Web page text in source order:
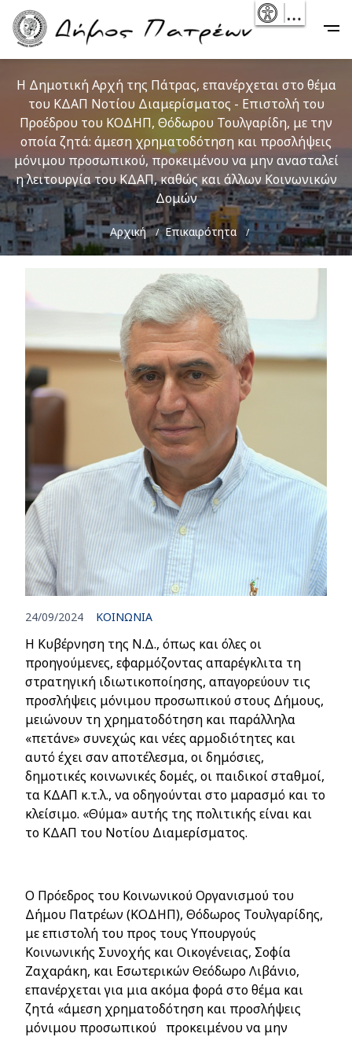
Skip
main
Main
navigation
Η Δημοτική Αρχή της Πάτρας, επανέρχεται στο θέμα
του ΚΔΑΠ Νοτίου Διαμερίσματος - Επιστολή του
Προέδρου του ΚΟΔΗΠ, Θόδωρου Τουλγαρίδη, με την
οποία ζητά: άμεση χρηματοδότηση και προσλήψεις
μόνιμου προσωπικού, προκειμένου να μην ανασταλεί
η λειτουργία του ΚΔΑΠ, καθώς και άλλων Κοινωνικών
Δομών
Breadcrumb
Αρχική Επικαιρότητα
24/09/2024 ΚΟΙΝΩΝΙΑ
Η Κυβέρνηση της Ν.Δ., όπως και όλες οι
προηγούμενες, εφαρμόζοντας απαρέγκλιτα τη
στρατηγική ιδιωτικοποίησης, απαγορεύουν τις
προσλήψεις μόνιμου προσωπικού στους Δήμους,
μειώνουν τη χρηματοδότηση και παράλληλα
«πετάνε» συνεχώς και νέες αρμοδιότητες και
αυτό έχει σαν αποτέλεσμα, οι δημόσιες,
δημοτικές κοινωνικές δομές, οι παιδικοί σταθμοί,
τα ΚΔΑΠ κ.τ.λ., να οδηγούνται στο μαρασμό και το
κλείσιμο. «Θύμα» αυτής της πολιτικής είναι και
το ΚΔΑΠ του Νοτίου Διαμερίσματος.
Ο Πρόεδρος του Κοινωνικού Οργανισμού του
Δήμου Πατρέων (ΚΟΔΗΠ), Θόδωρος Τουλγαρίδης,
με επιστολή του προς τους Υπουργούς
Κοινωνικής Συνοχής και Οικογένειας, Σοφία
Ζαχαράκη, και Εσωτερικών Θεόδωρο Λιβάνιο,
επανέρχεται για μια ακόμα φορά στο θέμα και
ζητά «άμεση χρηματοδότηση και προσλήψεις
μόνιμου προσωπικού προκειμένου να μην